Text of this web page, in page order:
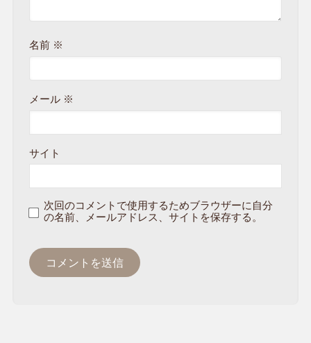
名前 ※
メール ※
サイト
次回のコメントで使用するためブラウザーに自分
の名前、メールアドレス、サイトを保存する。